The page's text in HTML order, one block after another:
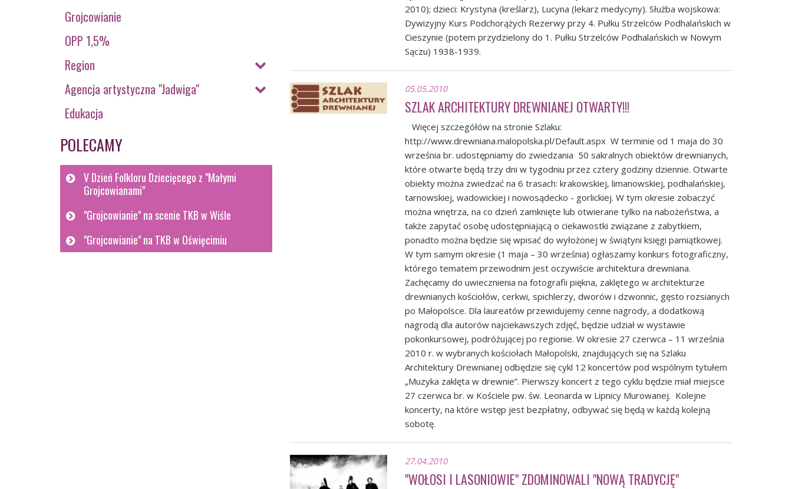
Grojcowianie
OPP 1,5%
Region
Agencja artystyczna "Jadwiga"
Edukacja
POLECAMY
V Dzień Folkloru Dziecięcego z "Małymi
Grojcowianami"
"Grojcowianie" na scenie TKB w Wiśle
"Grojcowianie" na TKB w Oświęcimiu
2010); dzieci: Krystyna (kreślarz), Lucyna (lekarz medycyny). Służba wojskowa:
Dywizyjny Kurs Podchorążych Rezerwy przy 4. Pułku Strzelców Podhalańskich w
Cieszynie (potem przydzielony do 1. Pułku Strzelców Podhalańskich w Nowym
Sączu) 1938-1939.
05.05.2010
SZLAK ARCHITEKTURY DREWNIANEJ OTWARTY!!!
Więcej szczegółów na stronie Szlaku:
http://www.drewniana.malopolska.pl/Default.aspx W terminie od 1 maja do 30
września br. udostępniamy do zwiedzania 50 sakralnych obiektów drewnianych,
które otwarte będą trzy dni w tygodniu przez cztery godziny dziennie. Otwarte
obiekty można zwiedzać na 6 trasach: krakowskiej, limanowskiej, podhalańskiej,
tarnowskiej, wadowickiej i nowosądecko - gorlickiej. W tym okresie zobaczyć
można wnętrza, na co dzień zamknięte lub otwierane tylko na nabożeństwa, a
także zapytać osobę udostępniającą o ciekawostki związane z zabytkiem,
ponadto można będzie się wpisać do wyłożonej w świątyni księgi pamiątkowej.
W tym samym okresie (1 maja – 30 września) ogłaszamy konkurs fotograficzny,
którego tematem przewodnim jest oczywiście architektura drewniana.
Zachęcamy do uwiecznienia na fotografii piękna, zaklętego w architekturze
drewnianych kościołów, cerkwi, spichlerzy, dworów i dzwonnic, gęsto rozsianych
po Małopolsce. Dla laureatów przewidujemy cenne nagrody, a dodatkową
nagrodą dla autorów najciekawszych zdjęć, będzie udział w wystawie
pokonkursowej, podróżującej po regionie. W okresie 27 czerwca – 11 września
2010 r. w wybranych kościołach Małopolski, znajdujących się na Szlaku
Architektury Drewnianej odbędzie się cykl 12 koncertów pod wspólnym tytułem
„Muzyka zaklęta w drewnie”. Pierwszy koncert z tego cyklu będzie miał miejsce
27 czerwca br. w Kościele pw. św. Leonarda w Lipnicy Murowanej. Kolejne
koncerty, na które wstęp jest bezpłatny, odbywać się będą w każdą kolejną
sobotę.
27.04.2010
"WOŁOSI I LASONIOWIE" ZDOMINOWALI "NOWĄ TRADYCJĘ"